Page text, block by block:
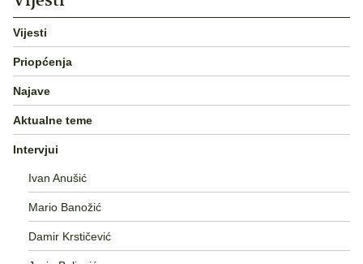
Vijesti
Priopćenja
Najave
Aktualne teme
Intervjui
Ivan Anušić
Mario Banožić
Damir Krstičević